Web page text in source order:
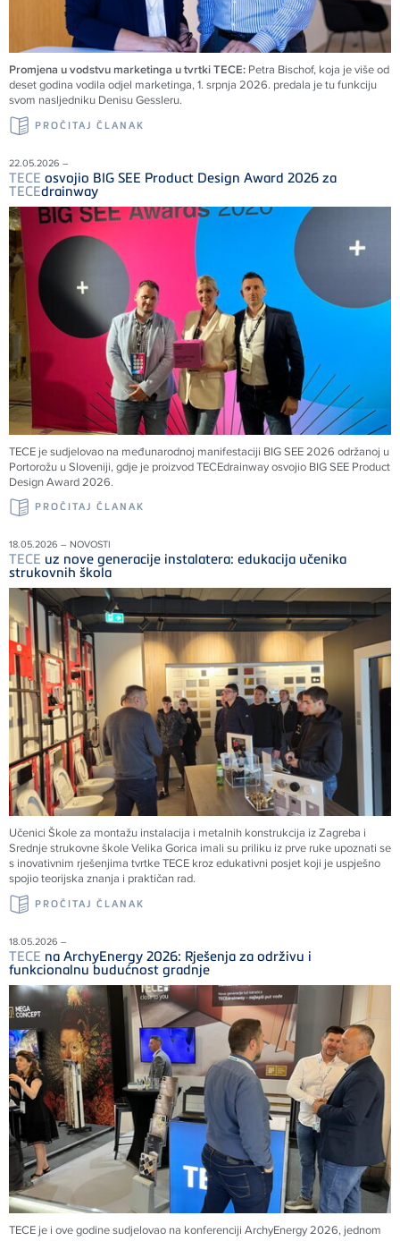
Promjena u vodstvu marketinga u tvrtki TECE: Petra Bischof, koja je više od
deset godina vodila odjel marketinga, 1. srpnja 2026. predala je tu funkciju
svom nasljedniku Denisu Gessleru.
PROČITAJ ČLANAK
22.05.2026 –
TECE osvojio BIG SEE Product Design Award 2026 za
TECEdrainway
TECE je sudjelovao na međunarodnoj manifestaciji BIG SEE 2026 održanoj u
Portorožu u Sloveniji, gdje je proizvodTECEdrainway osvojio BIG SEE Product
Design Award 2026.
PROČITAJ ČLANAK
18.05.2026 – NOVOSTI
TECE uz nove generacije instalatera: edukacija učenika
strukovnih škola
Učenici Škole za montažu instalacija i metalnih konstrukcija iz Zagreba i
Srednje strukovne škole Velika Gorica imali su priliku iz prve ruke upoznati se
s inovativnim rješenjima tvrtkeTECE kroz edukativni posjet koji je uspješno
spojio teorijska znanja i praktičan rad.
PROČITAJ ČLANAK
18.05.2026 –
TECE na ArchyEnergy 2026: Rješenja za održivu i
funkcionalnu budućnost gradnje
TECE je i ove godine sudjelovao na konferenciji ArchyEnergy 2026, jednom